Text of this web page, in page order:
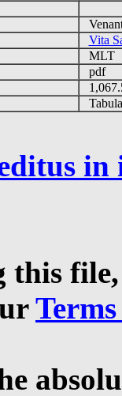
Vita
MLT
pdf
in
this